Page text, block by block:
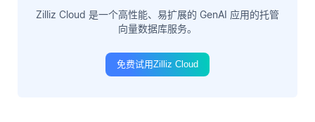
Zilliz Cloud 是一个高性能、易扩展的 GenAI 应用的托管
向量数据库服务。
免费试用Zilliz Cloud